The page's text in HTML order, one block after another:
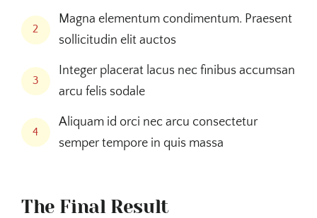
2
Magna elementum condimentum. Praesent
sollicitudin elit auctos
3
Integer placerat lacus nec finibus accumsan
arcu felis sodale
4
Aliquam id orci nec arcu consectetur
semper tempore in quis massa
The Final Result